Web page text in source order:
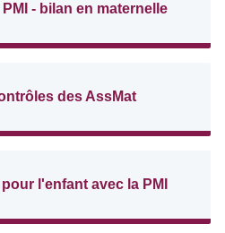
- bilan en maternelle
des AssMat
l'enfant avec la PMI